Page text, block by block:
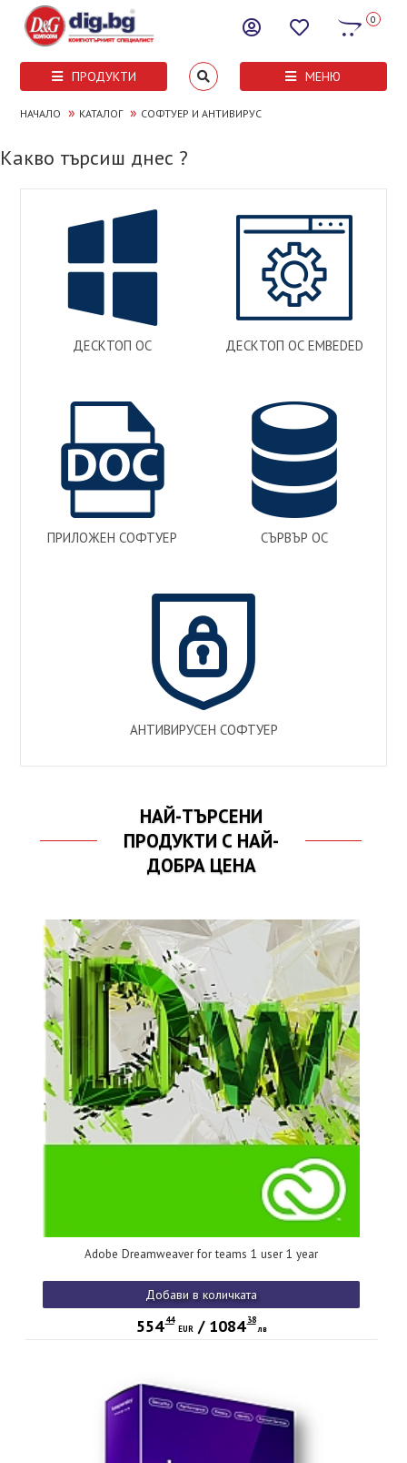
0
ПРОДУКТИ МЕНЮ
НАЧАЛО » КАТАЛОГ » СОФТУЕР И АНТИВИРУС
Какво търсиш днес ?
ДЕСКТОП ОС ДЕСКТОП ОС EMBEDED
ПРИЛОЖЕН СОФТУЕР СЪРВЪР ОС
АНТИВИРУСЕН СОФТУЕР
НАЙ-ТЪРСЕНИ
ПРОДУКТИ С НАЙ-
ДОБРА ЦЕНА
Adobe Dreamweaver for teams 1 user 1 year
Добави в количката
554 44
EUR/ 1084 38
лв